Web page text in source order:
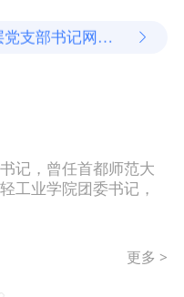
关于组织开展全国高校基层党支部书记网络培训示范班专题辅导通知
记，曾任首都师范大
工业学院团委书记，
装部部长、研究生工
（统战部）部长等
更多 >